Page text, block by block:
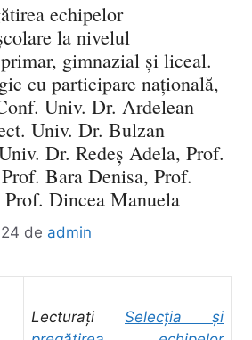
echipelor
la nivelul
gimnazial și liceal.
cu participare națională,
Univ. Dr. Ardelean
Univ. Dr. Bulzan
Dr. Redeș Adela, Prof.
Bara Denisa, Prof.
Dincea Manuela
de admin
Lecturați Selecția și